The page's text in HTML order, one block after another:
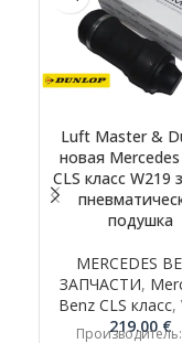
Luft Master &
новая
CLS класс W219
подушка
MERCEDES
ЗАПЧАСТИ,
Benz CLS класс,
219.00 €
Производитель: